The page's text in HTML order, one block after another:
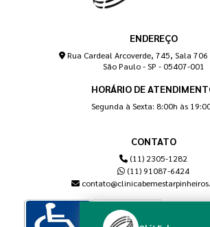
ENDEREÇO
Rua Cardeal Arcoverde, 745, Sala 706
São Paulo - SP - 05407-001
HORÁRIO DE
Segunda à Sexta: 8:00h às
CONTATO
(11) 2305-1282
(11) 91087-6424